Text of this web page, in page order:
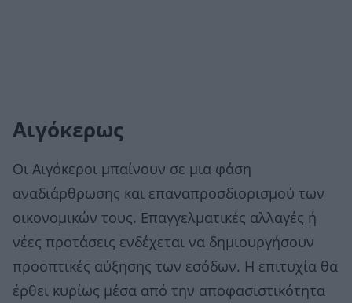
Αιγόκερως
Οι Αιγόκεροι μπαίνουν σε μια φάση
αναδιάρθρωσης και επαναπροσδιορισμού των
οικονομικών τους. Επαγγελματικές αλλαγές ή
νέες προτάσεις ενδέχεται να δημιουργήσουν
προοπτικές αύξησης των εσόδων. Η επιτυχία θα
έρθει κυρίως μέσα από την αποφασιστικότητα